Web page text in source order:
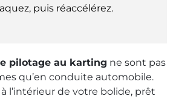
puis réaccélérez.
pilotage au karting ne sont pas
qu’en conduite automobile.
l’intérieur de votre bolide, prêt